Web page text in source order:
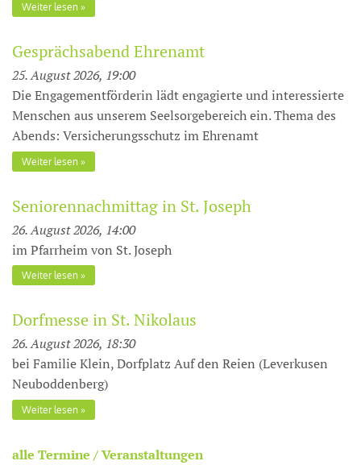
Weiter lesen
Gesprächsabend Ehrenamt
25. August 2026, 19:00
Die Engagementförderin lädt engagierte und interessierte
Menschen aus unserem Seelsorgebereich ein. Thema des
Abends: Versicherungsschutz im Ehrenamt
Weiter lesen
Seniorennachmittag in St. Joseph
26. August 2026, 14:00
im Pfarrheim von St. Joseph
Weiter lesen
Dorfmesse in St. Nikolaus
26. August 2026, 18:30
bei Familie Klein, Dorfplatz Auf den Reien (Leverkusen
Neuboddenberg)
Weiter lesen
alle Termine / Veranstaltungen